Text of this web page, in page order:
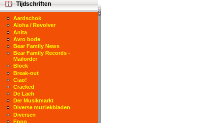
Tijdschriften
Aardschok
Aloha / Revolver
Anita
Avro bode
Bear Family News
Bear Family Records -
Mailorder
Block
Break-out
Ciao!
Cracked
De Lach
Der Musikmarkt
Diverse muziekbladen
Diversen
Eppo